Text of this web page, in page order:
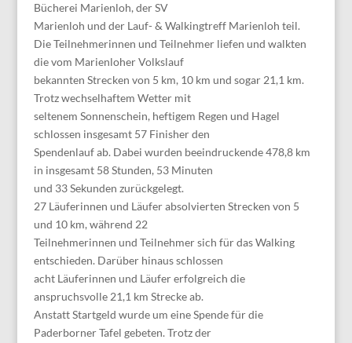
Bücherei Marienloh, der SV
Marienloh und der Lauf- & Walkingtreff Marienloh teil.
Die Teilnehmerinnen und Teilnehmer liefen und walkten
die vom Marienloher Volkslauf
bekannten Strecken von 5 km, 10 km und sogar 21,1 km.
Trotz wechselhaftem Wetter mit
seltenem Sonnenschein, heftigem Regen und Hagel
schlossen insgesamt 57 Finisher den
Spendenlauf ab. Dabei wurden beeindruckende 478,8 km
in insgesamt 58 Stunden, 53 Minuten
und 33 Sekunden zurückgelegt.
27 Läuferinnen und Läufer absolvierten Strecken von 5
und 10 km, während 22
Teilnehmerinnen und Teilnehmer sich für das Walking
entschieden. Darüber hinaus schlossen
acht Läuferinnen und Läufer erfolgreich die
anspruchsvolle 21,1 km Strecke ab.
Anstatt Startgeld wurde um eine Spende für die
Paderborner Tafel gebeten. Trotz der